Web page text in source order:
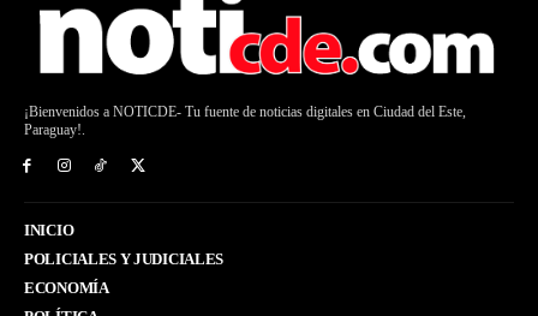
¡Bienvenidos a NOTICDE- Tu fuente de noticias digitales en Ciudad del Este,
Paraguay!.
INICIO
POLICIALES Y JUDICIALES
ECONOMÍA